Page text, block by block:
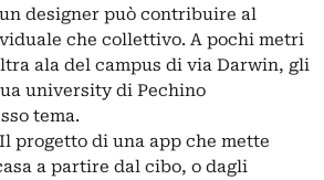
designer può contribuire al
che collettivo. A pochi metri
ala del campus di via Darwin, gli
university di Pechino
tema.
progetto di una app che mette
a partire dal cibo, o dagli